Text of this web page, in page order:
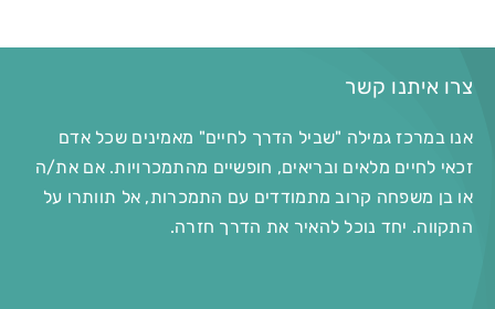
צרו איתנו קשר
אנו במרכז גמילה "שביל הדרך לחיים" מאמינים שכל אדם
זכאי לחיים מלאים ובריאים, חופשיים מהתמכרויות. אם את/ה
או בן משפחה קרוב מתמודדים עם התמכרות, אל תוותרו על
התקווה. יחד נוכל להאיר את הדרך חזרה.